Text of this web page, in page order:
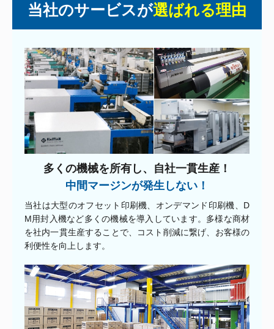
当社のサービスが選ばれる理由
多くの機械を所有し、自社一貫生産！
中間マージンが発生しない！
当社は大型のオフセット印刷機、オンデマンド印刷機、D
M用封入機など多くの機械を導入しています。多様な商材
を社内一貫生産することで、コスト削減に繋げ、お客様の
利便性を向上します。